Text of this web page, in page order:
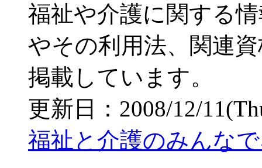
福祉や介護に関する
やその利用法、関連
掲載しています。
更新日：2008/12/
福祉と介護のみんな